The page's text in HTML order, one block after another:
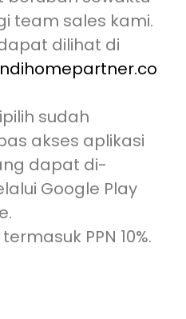
team sales kami.
dilihat di
sudah
akses aplikasi
dapat di-
Google Play
PPN 10%.